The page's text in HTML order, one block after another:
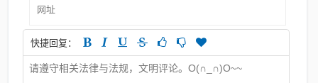
快捷回复：